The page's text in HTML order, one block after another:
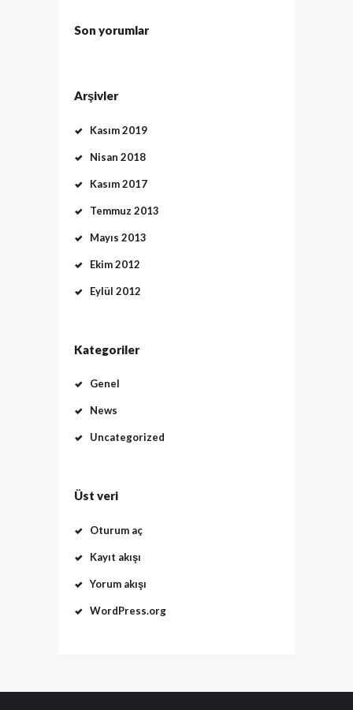
Son yorumlar
Arşivler
Kasım 2019
Nisan 2018
Kasım 2017
Temmuz 2013
Mayıs 2013
Ekim 2012
Eylül 2012
Kategoriler
Genel
News
Uncategorized
Üst veri
Oturum aç
Kayıt akışı
Yorum akışı
WordPress.org